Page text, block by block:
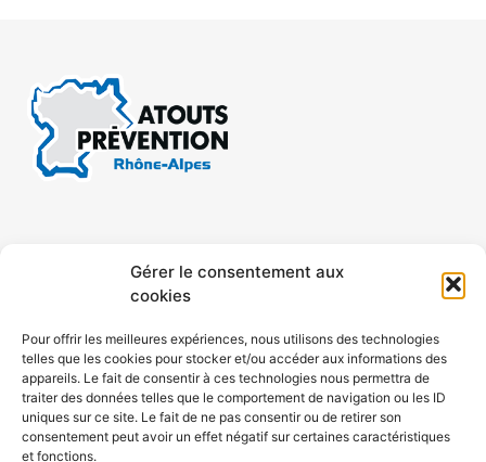
Gérer le consentement aux
cookies
Pour offrir les meilleures expériences, nous utilisons des technologies
telles que les cookies pour stocker et/ou accéder aux informations des
appareils. Le fait de consentir à ces technologies nous permettra de
traiter des données telles que le comportement de navigation ou les ID
uniques sur ce site. Le fait de ne pas consentir ou de retirer son
consentement peut avoir un effet négatif sur certaines caractéristiques
et fonctions.
CONTACT MENTIONS LÉGALES
ACCESSIBILITÉ
POLITIQUE DE COOKIES (UE)